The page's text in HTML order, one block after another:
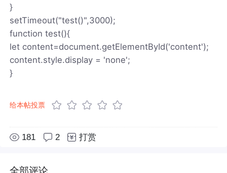
}
setTimeout("test()",3000);
function test(){
let content=document.getElementById('content');
content.style.display = 'none';
}
给本帖投票
181 2 打赏